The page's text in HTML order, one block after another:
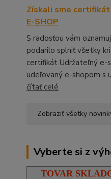
Získali sme certifikát
E-SHOP
S radosťou vám
podarilo splniť všetky
certifikát Udržateľný e-
udeľovaný e-shopom s
čítať celé
Zobraziť všetky
Vyberte si z
TOVAR